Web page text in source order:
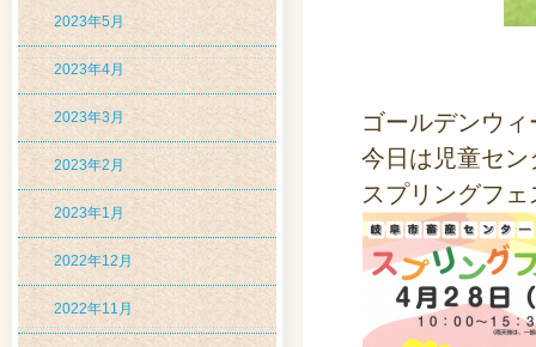
2023年5月
2023年4月
2023年3月
2023年2月
2023年1月
2022年12月
2022年11月
ゴールデンウ
今日は児童セ
スプリングフ